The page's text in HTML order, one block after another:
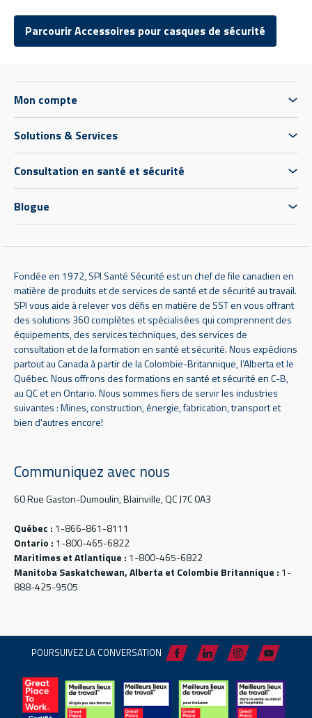
Parcourir Accessoires pour casques de sécurité
Mon compte
Solutions & Services
Consultation en santé et sécurité
Blogue
Fondée en 1972, SPI Santé Sécurité est un chef de file canadien en
matière de produits et de services de santé et de sécurité au travail.
SPI vous aide à relever vos défis en matière de SST en vous offrant
des solutions 360 complètes et spécialisées qui comprennent des
équipements, des services techniques, des services de
consultation et de la formation en santé et sécurité. Nous expédions
partout au Canada à partir de la Colombie-Britannique, l’Alberta et le
Québec. Nous offrons des formations en santé et sécurité en C-B,
au QC et en Ontario. Nous sommes fiers de servir les industries
suivantes : Mines, construction, énergie, fabrication, transport et
bien d'autres encore!
Communiquez avec nous
60 Rue Gaston-Dumoulin, Blainville, QC J7C 0A3
Québec : 1-866-861-8111
Ontario : 1-800-465-6822
Maritimes et Atlantique : 1-800-465-6822
Manitoba Saskatchewan, Alberta et Colombie Britannique : 1-
888-425-9505
POURSUIVEZ LA CONVERSATION